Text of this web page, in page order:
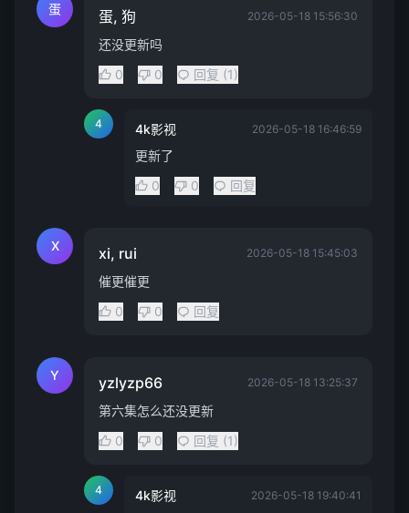
蛋 蛋, 狗 2026-05-18 15:56:30
还没更新吗
0
0 回复 (1)
4 4k影视 2026-05-18 16:46:59
更新了
0
0 回复
X xi, rui 2026-05-18 15:45:03
催更催更
0
0 回复
Y yzlyzp66 2026-05-18 13:25:37
第六集怎么还没更新
0
0 回复 (1)
4 4k影视 2026-05-18 19:40:41